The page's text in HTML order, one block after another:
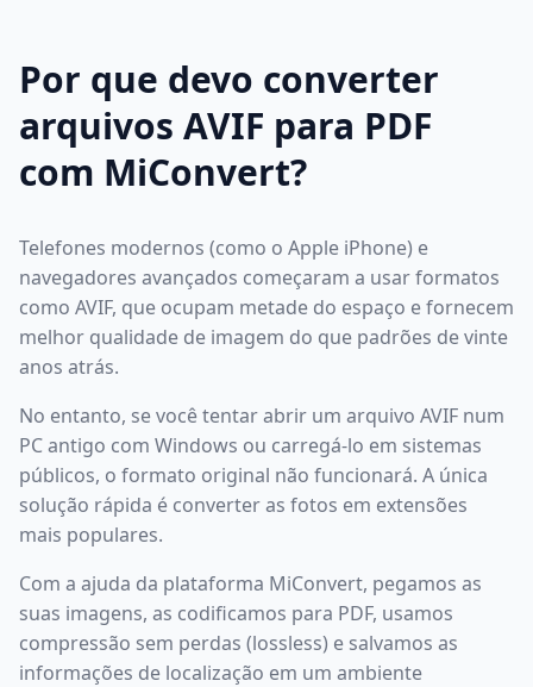
Por que devo converter
arquivos AVIF para PDF
com MiConvert?
Telefones modernos (como o Apple iPhone) e
navegadores avançados começaram a usar formatos
como AVIF, que ocupam metade do espaço e fornecem
melhor qualidade de imagem do que padrões de vinte
anos atrás.
No entanto, se você tentar abrir um arquivo AVIF num
PC antigo com Windows ou carregá-lo em sistemas
públicos, o formato original não funcionará. A única
solução rápida é converter as fotos em extensões
mais populares.
Com a ajuda da plataforma MiConvert, pegamos as
suas imagens, as codificamos para PDF, usamos
compressão sem perdas (lossless) e salvamos as
informações de localização em um ambiente